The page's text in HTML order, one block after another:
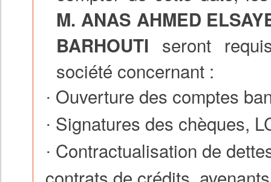
M. ANAS AHMED
BARHOUTI seront
société concernant :
· Ouverture des comptes
· Signatures des chèques,
· Contractualisation de
contrats de crédits,